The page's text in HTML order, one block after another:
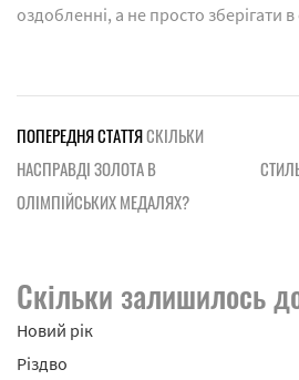
оздобленні, а не просто зберігати в
ПОПЕРЕДНЯ СТАТТЯСКІЛЬКИ
НАСПРАВДІ ЗОЛОТА В
ОЛІМПІЙСЬКИХ МЕДАЛЯХ?
Скільки залишилось
Новий рік
Різдво